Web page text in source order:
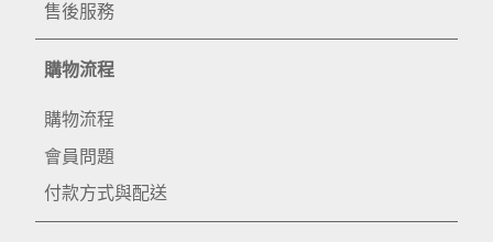
售後服務
購物流程
購物流程
會員問題
付款方式與配送